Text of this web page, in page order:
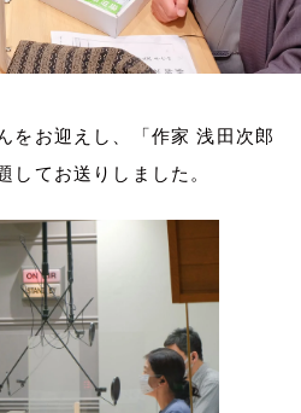
をお迎えし、「作家 浅田次郎
してお送りしました。